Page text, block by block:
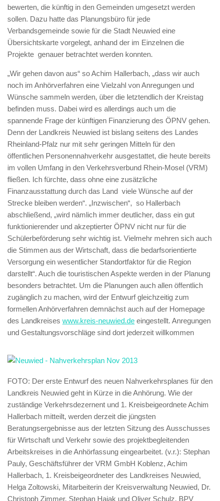
bewerten, die künftig in den Gemeinden umgesetzt werden
sollen. Dazu hatte das Planungsbüro für jede
Verbandsgemeinde sowie für die Stadt Neuwied eine
Übersichtskarte vorgelegt, anhand der im Einzelnen die
Projekte genauer betrachtet werden konnten.
„Wir gehen davon aus“ so Achim Hallerbach, „dass wir auch
noch im Anhörverfahren eine Vielzahl von Anregungen und
Wünsche sammeln werden, über die letztendlich der Kreistag
befinden muss. Dabei wird es allerdings auch um die
spannende Frage der künftigen Finanzierung des ÖPNV gehen.
Denn der Landkreis Neuwied ist bislang seitens des Landes
Rheinland-Pfalz nur mit sehr geringen Mitteln für den
öffentlichen Personennahverkehr ausgestattet, die heute bereits
im vollen Umfang in den Verkehrsverbund Rhein-Mosel (VRM)
fließen. Ich fürchte, dass ohne eine zusätzliche
Finanzausstattung durch das Land viele Wünsche auf der
Strecke bleiben werden“. „Inzwischen“, so Hallerbach
abschließend, „wird nämlich immer deutlicher, dass ein gut
funktionierender und akzeptierter ÖPNV nicht nur für die
Schülerbeförderung sehr wichtig ist. Vielmehr mehren sich auch
die Stimmen aus der Wirtschaft, dass die bedarfsorientierte
Versorgung ein wesentlicher Standortfaktor für die Region
darstellt“. Auch die touristischen Aspekte werden in der Planung
besonders betrachtet. Um die Planungen auch allen öffentlich
zugänglich zu machen, wird der Entwurf gleichzeitig zum
formellen Anhörverfahren demnächst auch auf der Homepage
des Landkreises www.kreis-neuwied.de eingestellt. Anregungen
und Gestaltungsvorschläge sind dort jederzeit willkommen
FOTO: Der erste Entwurf des neuen Nahverkehrsplanes für den
Landkreis Neuwied geht in Kürze in die Anhörung. Wie der
zuständige Verkehrsdezernent und 1. Kreisbeigeordnete Achim
Hallerbach mitteilt, werden derzeit die jüngsten
Beratungsergebnisse aus der letzten Sitzung des Ausschusses
für Wirtschaft und Verkehr sowie des projektbegleitenden
Arbeitskreises in die Anhörfassung eingearbeitet. (v.r.): Stephan
Pauly, Geschäftsführer der VRM GmbH Koblenz, Achim
Hallerbach, 1. Kreisbeigeordneter des Landkreises Neuwied,
Helga Zoltowski, Mitarbeiterin der Kreisverwaltung Neuwied, Dr.
Christoph Zimmer, Stephan Hajak und Oliver Schulz, BPV